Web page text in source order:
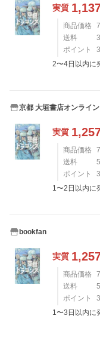
実質
商品価格
送料
ポイント
2〜4日以内に
京都 大垣書店オンライン
実質
商品価格
送料
ポイント
1〜2日以内に
bookfan
実質
商品価格
送料
ポイント
1〜3日以内に